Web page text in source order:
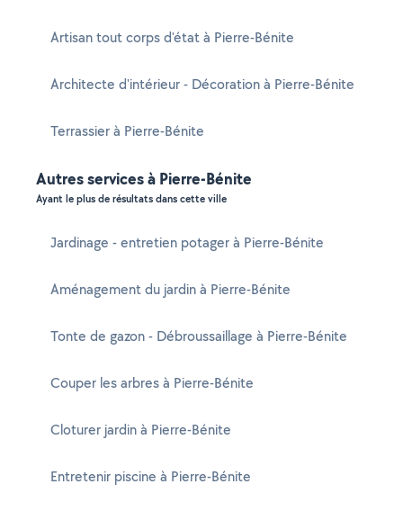
Artisan tout corps d'état à Pierre-Bénite
Architecte d'intérieur - Décoration à Pierre-Bénite
Terrassier à Pierre-Bénite
Autres services à Pierre-Bénite
Ayant le plus de résultats dans cette ville
Jardinage - entretien potager à Pierre-Bénite
Aménagement du jardin à Pierre-Bénite
Tonte de gazon - Débroussaillage à Pierre-Bénite
Couper les arbres à Pierre-Bénite
Cloturer jardin à Pierre-Bénite
Entretenir piscine à Pierre-Bénite